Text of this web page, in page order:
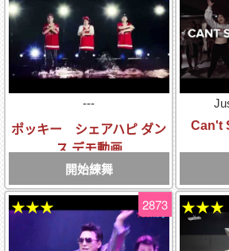
---
ポッキー シェアハピ ダン
ス デモ動画
開始練舞
Can't
2873
★★★ ★★★